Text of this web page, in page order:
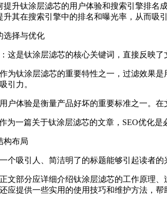
提升钛涂层滤芯的用户体验和搜索引擎排名
其在搜索引擎中的排名和曝光率，从而吸
选择与优化
这是钛涂层滤芯的核心关键词，直接反映
为钛涂层滤芯的重要特性之一，过滤效果
引力。
户体验是衡量产品好坏的重要标准之一。
为一篇关于钛涂层滤芯的文章，SEO优化
构布局
个吸引人、简洁明了的标题能够引起读者
文部分应详细介绍钛涂层滤芯的工作原理
应提供一些实用的使用技巧和维护方法，帮